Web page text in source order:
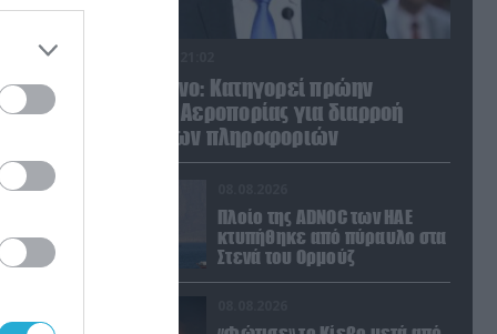
Πεντάγωνο: Κατηγορεί πρώην
υπουργό Αεροπορίας για διαρροή
απόρρητων πληροφοριών
Πλοίο της ADNOC των ΗΑΕ
κτυπήθηκε από πύραυλο στα
Στενά του Ορμούζ